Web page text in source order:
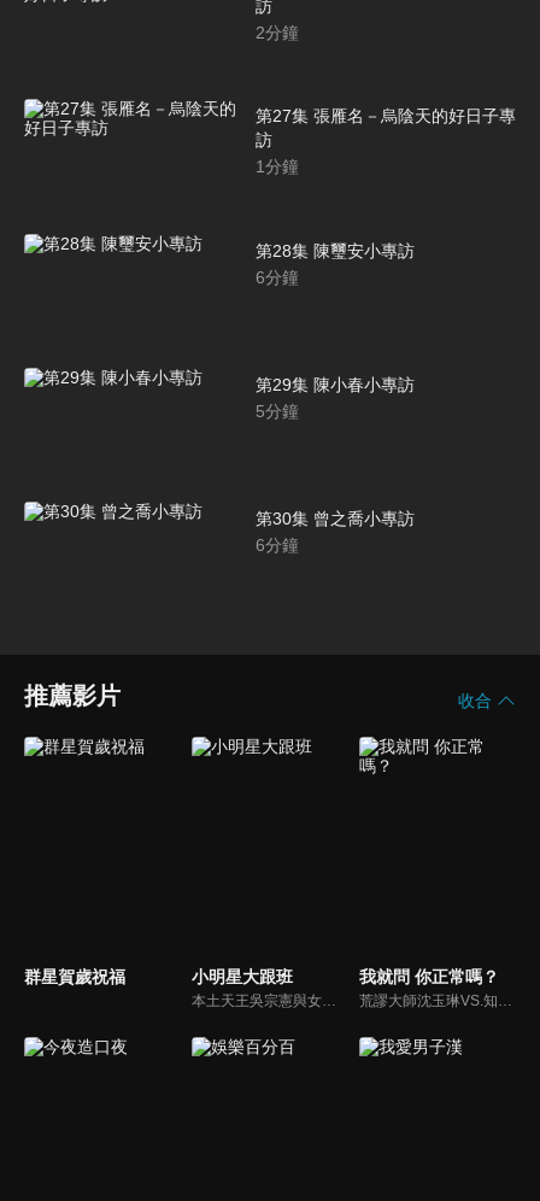
訪
2分鐘
第27集 張雁名－烏陰天的好日子專
訪
1分鐘
第28集 陳璽安小專訪
6分鐘
第29集 陳小春小專訪
5分鐘
第30集 曾之喬小專訪
6分鐘
推薦影片 收合
群星賀歲祝福 小明星大跟班
本土天王吳宗憲與女兒吳姍儒（Sandy）搭檔主持，每集邀請來賓暢談演藝圈大小事，父女檔聯手笑果十足，老梗搭上新世代，最新組合強勢登場！
我就問 你正常嗎？